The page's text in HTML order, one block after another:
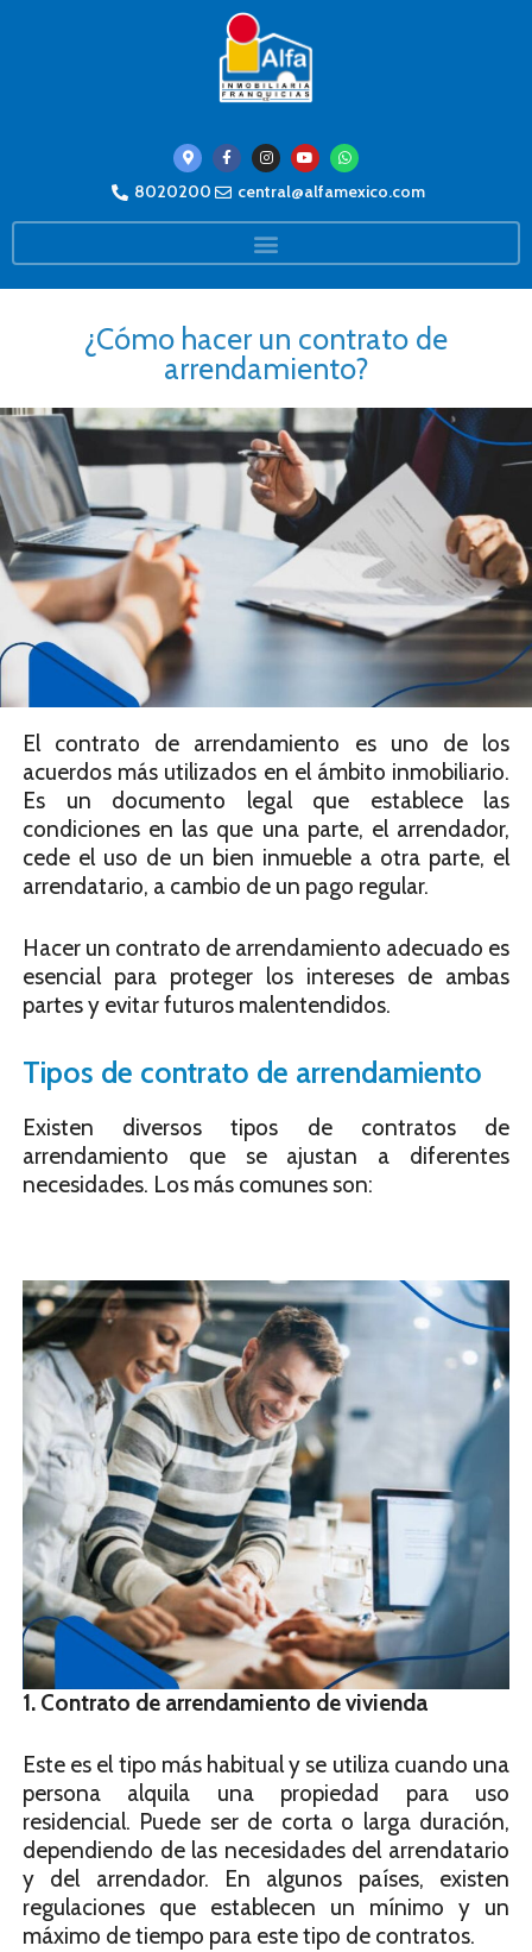
8020200 central@alfamexico.com
¿Cómo hacer un contrato de
arrendamiento?
El contrato de arrendamiento es uno de los
acuerdos más utilizados en el ámbito inmobiliario.
Es un documento legal que establece las
condiciones en las que una parte, el arrendador,
cede el uso de un bien inmueble a otra parte, el
arrendatario, a cambio de un pago regular.
Hacer un contrato de arrendamiento adecuado es
esencial para proteger los intereses de ambas
partes y evitar futuros malentendidos.
Tipos de contrato de arrendamiento
Existen diversos tipos de contratos de
arrendamiento que se ajustan a diferentes
necesidades. Los más comunes son:
1. Contrato de arrendamiento de vivienda
Este es el tipo más habitual y se utiliza cuando una
persona alquila una propiedad para uso
residencial. Puede ser de corta o larga duración,
dependiendo de las necesidades del arrendatario
y del arrendador. En algunos países, existen
regulaciones que establecen un mínimo y un
máximo de tiempo para este tipo de contratos.